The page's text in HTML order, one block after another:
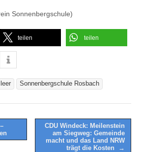
Sonnenbergschule)
teilen teilen
Sonnenbergschule Rosbach
CDU Windeck: Meilenstein
am Siegweg: Gemeinde
macht und das Land NRW
trägt die Kosten →